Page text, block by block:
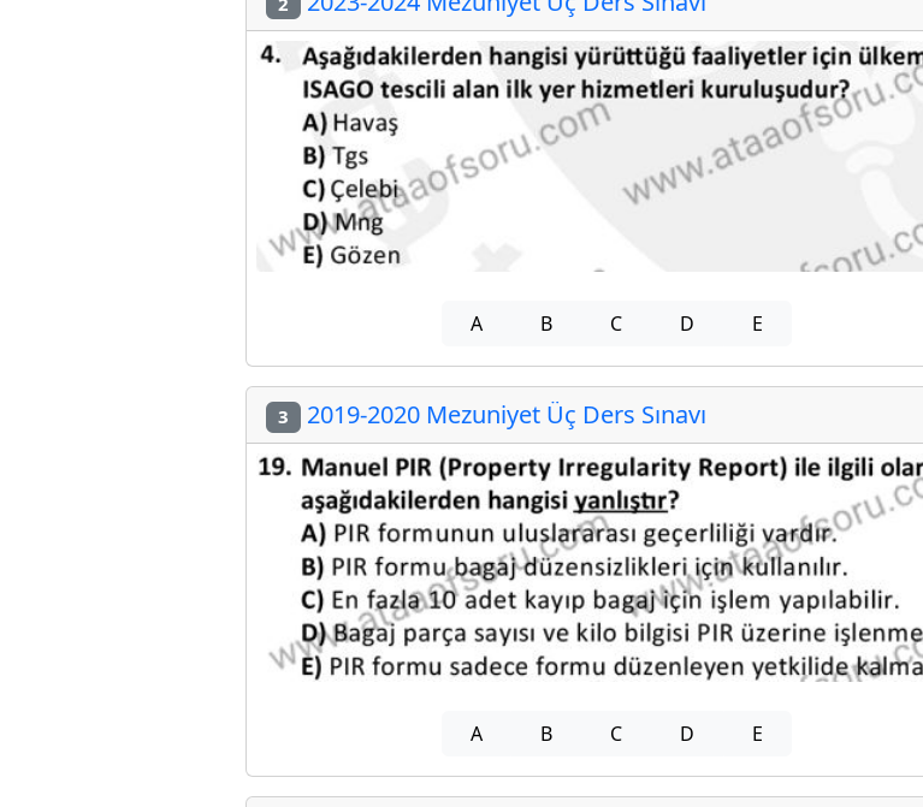
A B C D E
3 2019-2020 Mezuniyet Üç Ders Sınavı
A B C D E